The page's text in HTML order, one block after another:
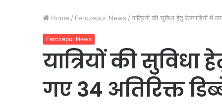
Home / Ferozepur News / यात्रियों की सुविधा हेतु रेलगाड़ियों में
Ferozepur News
यात्रियों की सुविधा
गए 34 अतिरिक्त